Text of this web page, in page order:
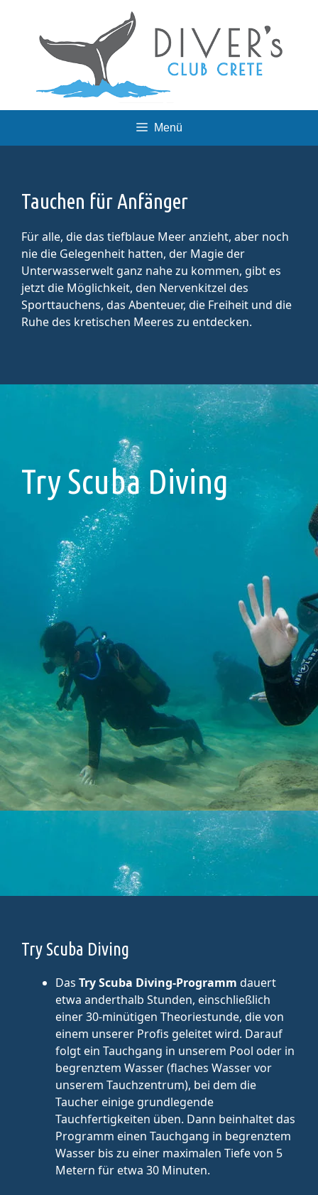
content
Menü
Tauchen für Anfänger
Für alle, die das tiefblaue Meer anzieht, aber noch
nie die Gelegenheit hatten, der Magie der
Unterwasserwelt ganz nahe zu kommen, gibt es
jetzt die Möglichkeit, den Nervenkitzel des
Sporttauchens, das Abenteuer, die Freiheit und die
Ruhe des kretischen Meeres zu entdecken.
Try Scuba Diving
Try Scuba Diving
Das Try Scuba Diving-Programm dauert
etwa anderthalb Stunden, einschließlich
einer 30-minütigen Theoriestunde, die von
einem unserer Profis geleitet wird. Darauf
folgt ein Tauchgang in unserem Pool oder in
begrenztem Wasser (flaches Wasser vor
unserem Tauchzentrum), bei dem die
Taucher einige grundlegende
Tauchfertigkeiten üben. Dann beinhaltet das
Programm einen Tauchgang in begrenztem
Wasser bis zu einer maximalen Tiefe von 5
Metern für etwa 30 Minuten.